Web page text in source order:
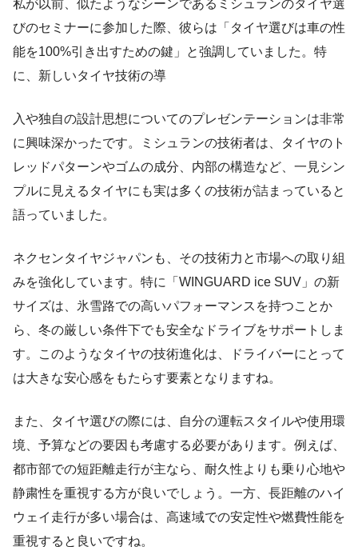
私が以前、似たようなシーンであるミシュランのタイヤ選
びのセミナーに参加した際、彼らは「タイヤ選びは車の性
能を100%引き出すための鍵」と強調していました。特
に、新しいタイヤ技術の導
入や独自の設計思想についてのプレゼンテーションは非常
に興味深かったです。ミシュランの技術者は、タイヤのト
レッドパターンやゴムの成分、内部の構造など、一見シン
プルに見えるタイヤにも実は多くの技術が詰まっていると
語っていました。
ネクセンタイヤジャパンも、その技術力と市場への取り組
みを強化しています。特に「WINGUARD ice SUV」の新
サイズは、氷雪路での高いパフォーマンスを持つことか
ら、冬の厳しい条件下でも安全なドライブをサポートしま
す。このようなタイヤの技術進化は、ドライバーにとって
は大きな安心感をもたらす要素となりますね。
また、タイヤ選びの際には、自分の運転スタイルや使用環
境、予算などの要因も考慮する必要があります。例えば、
都市部での短距離走行が主なら、耐久性よりも乗り心地や
静粛性を重視する方が良いでしょう。一方、長距離のハイ
ウェイ走行が多い場合は、高速域での安定性や燃費性能を
重視すると良いですね。